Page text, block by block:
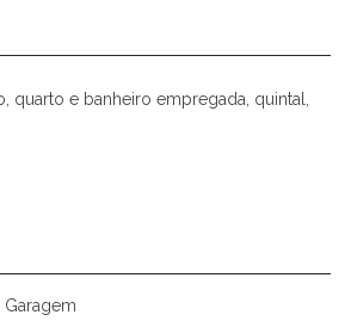
quarto e banheiro empregada, quintal,
Garagem